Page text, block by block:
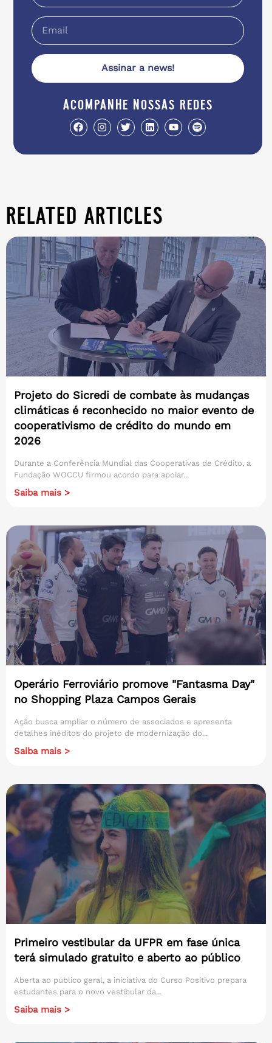
Assinar a news!
acompanhe nossas redes
related articles
Projeto do Sicredi de combate às mudanças
climáticas é reconhecido no maior evento de
cooperativismo de crédito do mundo em
2026
Durante a Conferência Mundial das Cooperativas de Crédito, a
Fundação WOCCU firmou acordo para apoiar...
Saiba mais >
Operário Ferroviário promove "Fantasma Day"
no Shopping Plaza Campos Gerais
Ação busca ampliar o número de associados e apresenta
detalhes inéditos do projeto de modernização do...
Saiba mais >
Primeiro vestibular da UFPR em fase única
terá simulado gratuito e aberto ao público
Aberta ao público geral, a iniciativa do Curso Positivo prepara
estudantes para o novo vestibular da...
Saiba mais >